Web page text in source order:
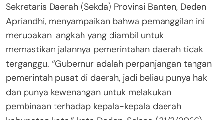
Sekretaris Daerah (Sekda) Provinsi Banten, Deden
Apriandhi, menyampaikan bahwa pemanggilan ini
merupakan langkah yang diambil untuk
memastikan jalannya pemerintahan daerah tidak
terganggu. “Gubernur adalah perpanjangan tangan
pemerintah pusat di daerah, jadi beliau punya hak
dan punya kewenangan untuk melakukan
pembinaan terhadap kepala-kepala daerah